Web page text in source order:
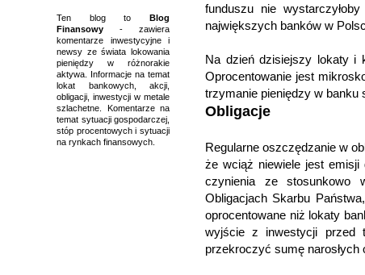
funduszu nie
największych banków w
Na dzień dzisiejszy lokaty i
Oprocentowanie jest
trzymanie pieniędzy w banku
Obligacje
Regularne oszczędzanie w
że wciąż niewiele jest
czynienia ze stosunkowo
Obligacjach Skarbu
oprocentowane niż lokaty
wyjście z inwestycji przed
przekroczyć sumę narosłych
Ten blog to Blog
Finansowy - zawiera
komentarze inwestycyjne i
newsy ze świata lokowania
pieniędzy w różnorakie
aktywa. Informacje na temat
lokat bankowych, akcji,
obligacji, inwestycji w metale
szlachetne. Komentarze na
temat sytuacji gospodarczej,
stóp procentowych i sytuacji
na rynkach finansowych.